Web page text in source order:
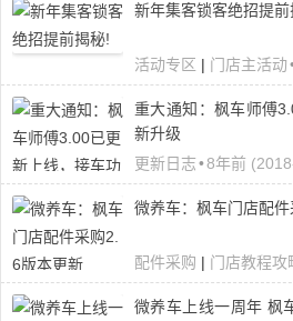
新年集客锁客绝招提前
活动专区 | 门店主活动
重大通知：枫车师傅
新升级
更新日志•8年前
微养车：枫车门店配
配件采购 | 门店教程攻
微养车上线一周年 枫